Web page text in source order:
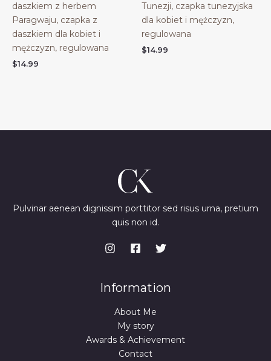
daszkiem z herbem
Paragwaju, czapka z
daszkiem dla kobiet i
mężczyzn, regulowana
$14.99
Tunezji, czapka tunezyjska
dla kobiet i mężczyzn,
regulowana
$14.99
Pulvinar aenean dignissim porttitor sed risus urna, pretium
quis non id.
Information
About Me
My story
Awards & Achievement
Contact